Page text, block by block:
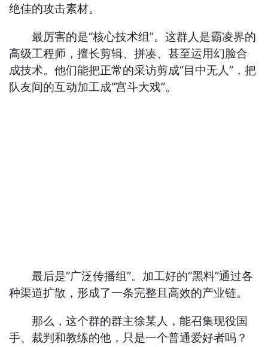
绝佳的攻击素材。
最厉害的是“核心技术组”。这群人是霸凌界的
高级工程师，擅长剪辑、拼凑、甚至运用幻脸合
成技术。他们能把正常的采访剪成“目中无人”，把
队友间的互动加工成“宫斗大戏”。
最后是“广泛传播组”。加工好的“黑料”通过各
种渠道扩散，形成了一条完整且高效的产业链。
那么，这个群的群主徐某人，能召集现役国
手、裁判和教练的他，只是一个普通爱好者吗？